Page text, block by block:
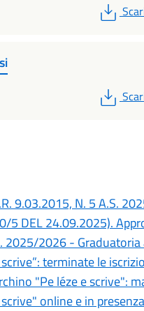
PDF
PDF
9.03.2015, N. 5 A.S.
5 DEL 24.09.2025).
2025/2026 - Graduatoria
terminate le
"Pe léze e scrive":
scrive" online e in